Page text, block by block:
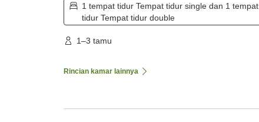
1 tempat tidur Tempat tidur single dan 1 tempat
tidur Tempat tidur double
1–3 tamu
Rincian kamar lainnya